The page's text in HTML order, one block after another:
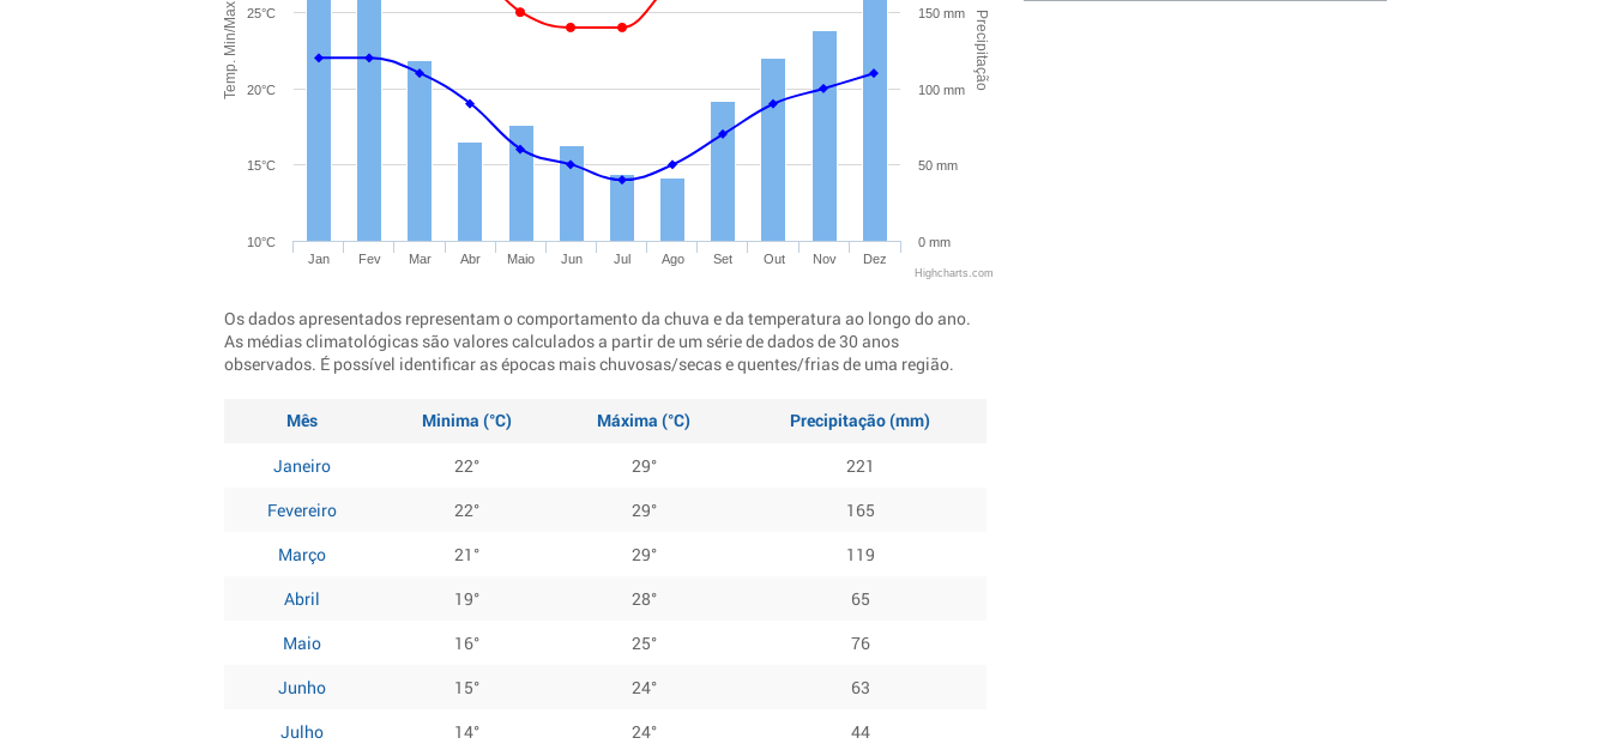
Temp. Min/Max Precipitação
Jan Fev Mar Abr Maio Jun Jul Ago Set Out Nov Dez
10°C
15°C
20°C
25°C
0 mm
50 mm
100 mm
150 mm
Highcharts.com
Os dados apresentados representam o comportamento da chuva e da temperatura ao longo do ano.
As médias climatológicas são valores calculados a partir de um série de dados de 30 anos
observados. É possível identificar as épocas mais chuvosas/secas e quentes/frias de uma região.
Mês Minima (°C) Máxima (°C)
Precipitação (mm)
Janeiro
22° 29°
221
Fevereiro
22° 29°
165
Março
21° 29°
119
Abril
19° 28°
65
Maio
16° 25°
76
Junho
15° 24°
63
Julho
14° 24°
44